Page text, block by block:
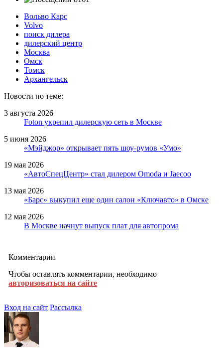
Вольво Карс
Volvo
поиск дилера
дилерский центр
Москва
Омск
Томск
Архангельск
Новости по теме:
3 августа 2026
Foton укрепил дилерскую сеть в Москве
5 июня 2026
«Мэйджор» открывает пять шоу-румов «Умо»
19 мая 2026
«АвтоСпецЦентр» стал дилером Omoda и Jaecoo
13 мая 2026
«Барс» выкупил еще один салон «Ключавто» в Омске
12 мая 2026
В Москве начнут выпуск плат для автопрома
Комментарии
Чтобы оставлять комментарии, необходимо
авторизоваться на сайте
Вход на сайт Рассылка